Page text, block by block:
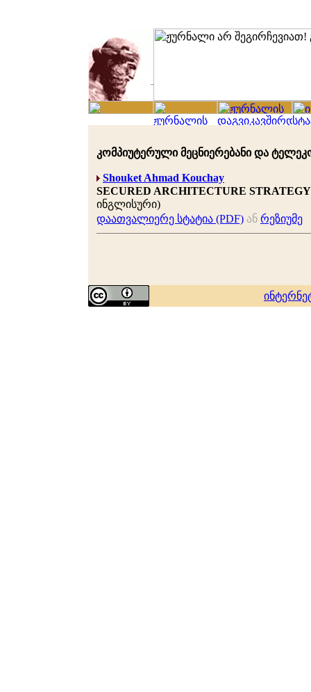
კომპიუტერული მეცნიერებანი და
Shouket Ahmad Kouchay
SECURED ARCHITECTURE
ინგლისური)
დაათვალიერე სტატია (PDF) ან რეზიუმე